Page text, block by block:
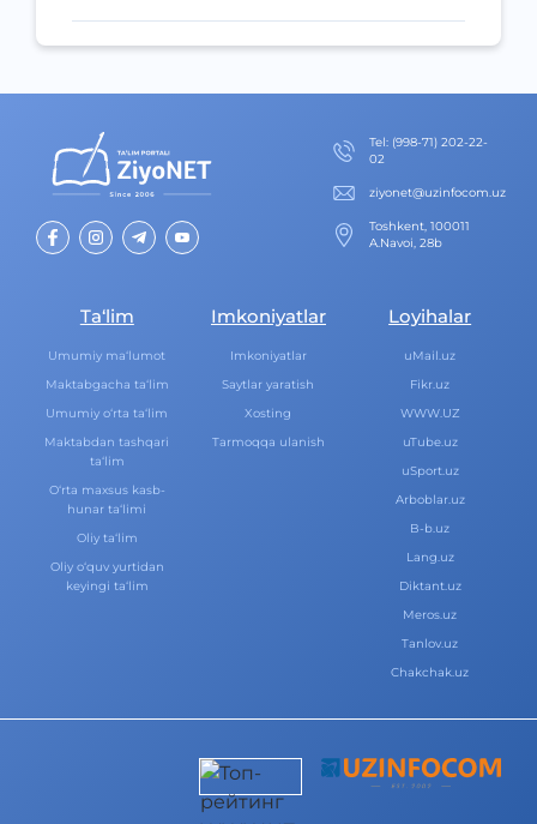
Теl: (998-71) 202-22-
02
ziyonet@uzinfocom.uz
Toshkent, 100011
A.Navoi, 28b
Ta‘lim
Umumiy ma‘lumot
Maktabgacha ta‘lim
Umumiy o‘rta ta‘lim
Maktabdan tashqari
ta‘lim
O‘rta maxsus kasb-
hunar ta‘limi
Oliy ta‘lim
Oliy o‘quv yurtidan
keyingi ta‘lim
Imkoniyatlar
Imkoniyatlar
Saytlar yaratish
Xosting
Tarmoqqa ulanish
Loyihalar
uMail.uz
Fikr.uz
WWW.UZ
uTube.uz
uSport.uz
Arboblar.uz
B-b.uz
Lang.uz
Diktant.uz
Meros.uz
Tanlov.uz
Chakchak.uz